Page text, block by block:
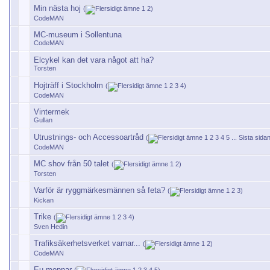
Min nästa hoj ( 1 2)
CodeMAN
MC-museum i Sollentuna
CodeMAN
Elcykel kan det vara något att ha?
Torsten
Hojträff i Stockholm ( 1 2 3 4)
CodeMAN
Vintermek
Gullan
Utrustnings- och Accessoartråd ( 1 2 3 4 5
Sista sidan
CodeMAN
MC shov från 50 talet ( 1 2)
Torsten
Varför är ryggmärkesmännen så feta? ( 1 2 3)
Kickan
Trike ( 1 2 3 4)
Sven Hedin
Trafiksäkerhetsverket varnar... ( 1 2)
CodeMAN